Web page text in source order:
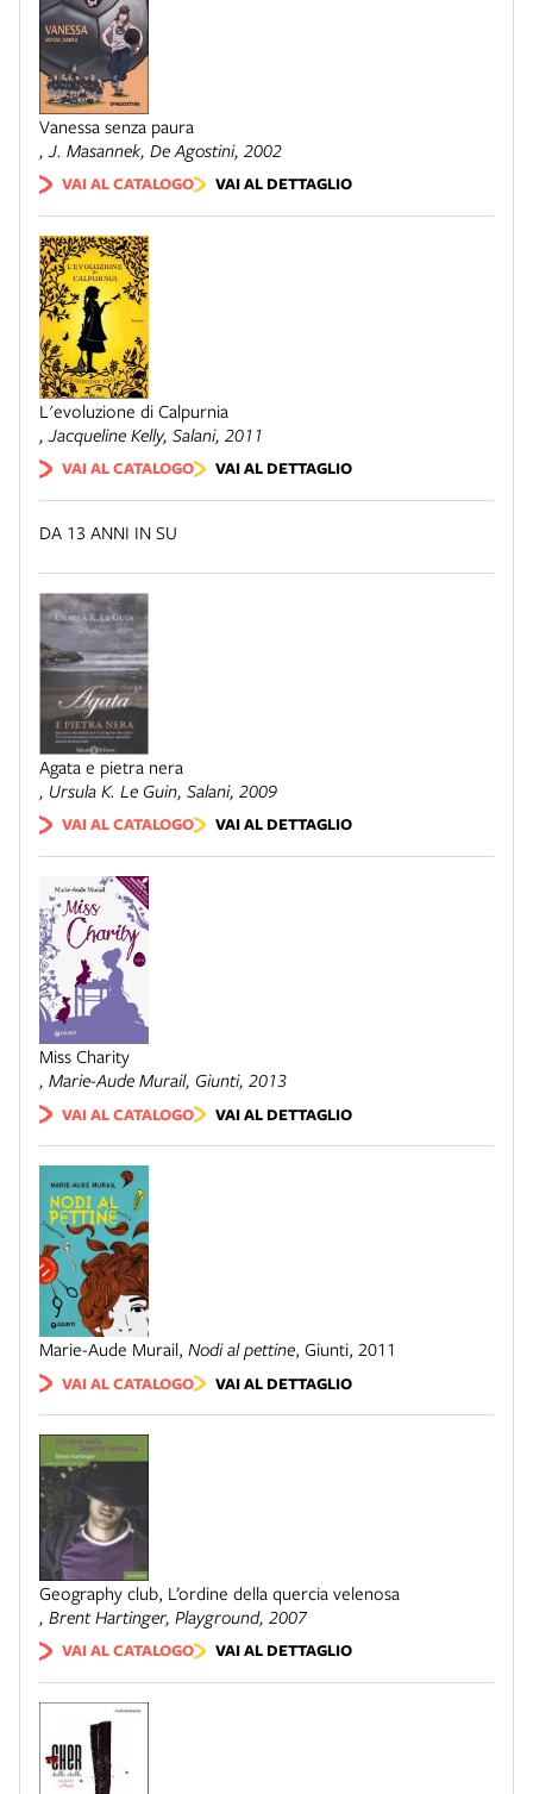
Vanessa senza paura
, J. Masannek, De Agostini, 2002
VAI AL CATALOGO VAI AL DETTAGLIO
L'evoluzione di Calpurnia
, Jacqueline Kelly, Salani, 2011
VAI AL CATALOGO VAI AL DETTAGLIO
DA 13 ANNI IN SU
Agata e pietra nera
, Ursula K. Le Guin, Salani, 2009
VAI AL CATALOGO VAI AL DETTAGLIO
Miss Charity
, Marie-Aude Murail, Giunti, 2013
VAI AL CATALOGO VAI AL DETTAGLIO
Marie-Aude Murail, Nodi al pettine, Giunti, 2011
VAI AL CATALOGO VAI AL DETTAGLIO
Geography club, L’ordine della quercia velenosa
, Brent Hartinger, Playground, 2007
VAI AL CATALOGO VAI AL DETTAGLIO